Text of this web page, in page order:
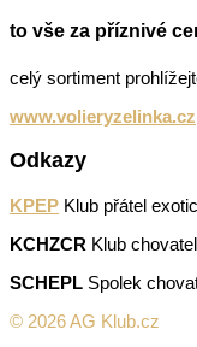
to vše za příznivé
celý sortiment
www.volieryzelinka.cz
Odkazy
KPEP Klub přátel
KCHZCR Klub
SCHEPL Spolek
© 2026 AG Klub.cz